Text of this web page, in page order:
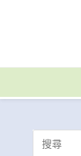
內
Search
for: